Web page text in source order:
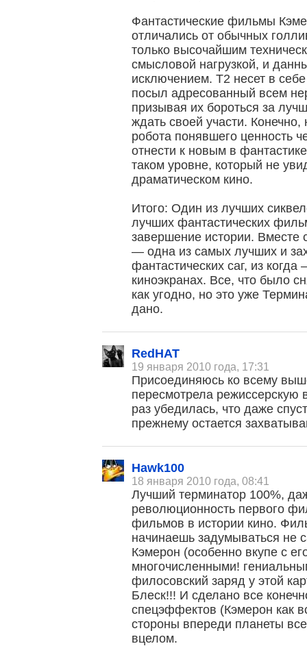
Фантастические фильмы
отличались от обычных
только высочайшим
смысловой нагрузкой, и
исключением. Т2 несет в
посыл адресованный всем
призывая их бороться за
ждать своей участи.
робота понявшего ценность
отнести к новым в
таком уровне, который не
драматическом кино.
Итого: Один из лучших
лучших фантастических
завершение истории. Вместе
— одна из самых лучших и
фантастических саг, из
киноэкранах. Все, что было
как угодно, но это уже
дано.
RedHAT
19 января 2010 года, 17:31
Присоединяюсь ко всему
пересмотрела
раз убедилась, что даже
прежнему остается
Hawk100
18 января 2010 года, 08:41
Лучший терминатор 100%,
революционность первого
фильмов в истории кино.
начинаешь задумываться не
Кэмерон (особенно вкупе с
многочисленными!
филосовский заряд у этой
Блеск!!! И сделано все
спецэффектов (Кэмерон как
стороны впереди планеты
вцелом.
, поделитесь своим мнением